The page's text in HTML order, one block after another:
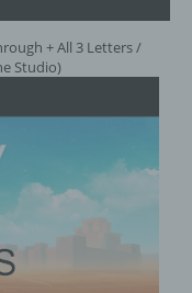
+ All 3 Letters /
Studio)